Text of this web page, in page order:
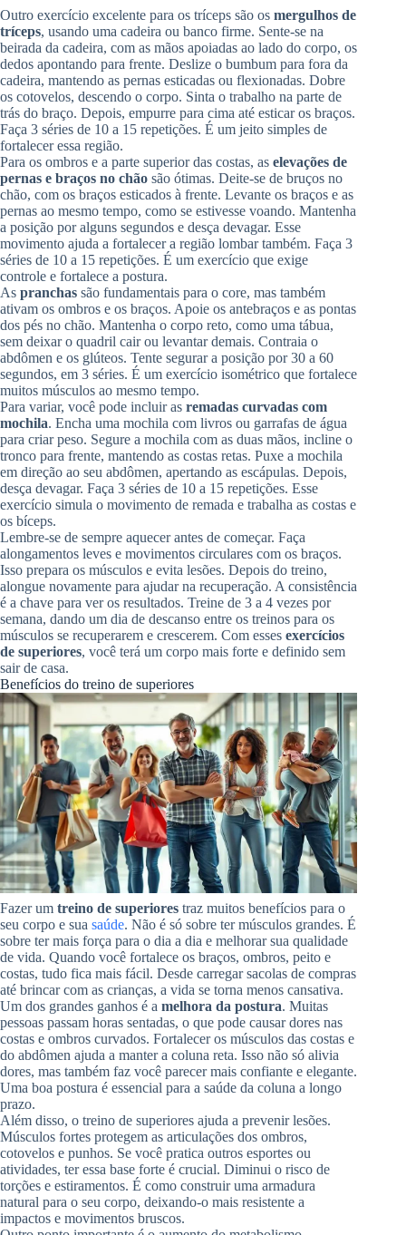
Outro exercício excelente para os tríceps são os mergulhos de
tríceps, usando uma cadeira ou banco firme. Sente-se na
beirada da cadeira, com as mãos apoiadas ao lado do corpo, os
dedos apontando para frente. Deslize o bumbum para fora da
cadeira, mantendo as pernas esticadas ou flexionadas. Dobre
os cotovelos, descendo o corpo. Sinta o trabalho na parte de
trás do braço. Depois, empurre para cima até esticar os braços.
Faça 3 séries de 10 a 15 repetições. É um jeito simples de
fortalecer essa região.
Para os ombros e a parte superior das costas, as elevações de
pernas e braços no chão são ótimas. Deite-se de bruços no
chão, com os braços esticados à frente. Levante os braços e as
pernas ao mesmo tempo, como se estivesse voando. Mantenha
a posição por alguns segundos e desça devagar. Esse
movimento ajuda a fortalecer a região lombar também. Faça 3
séries de 10 a 15 repetições. É um exercício que exige
controle e fortalece a postura.
As pranchas são fundamentais para o core, mas também
ativam os ombros e os braços. Apoie os antebraços e as pontas
dos pés no chão. Mantenha o corpo reto, como uma tábua,
sem deixar o quadril cair ou levantar demais. Contraia o
abdômen e os glúteos. Tente segurar a posição por 30 a 60
segundos, em 3 séries. É um exercício isométrico que fortalece
muitos músculos ao mesmo tempo.
Para variar, você pode incluir as remadas curvadas com
mochila. Encha uma mochila com livros ou garrafas de água
para criar peso. Segure a mochila com as duas mãos, incline o
tronco para frente, mantendo as costas retas. Puxe a mochila
em direção ao seu abdômen, apertando as escápulas. Depois,
desça devagar. Faça 3 séries de 10 a 15 repetições. Esse
exercício simula o movimento de remada e trabalha as costas e
os bíceps.
Lembre-se de sempre aquecer antes de começar. Faça
alongamentos leves e movimentos circulares com os braços.
Isso prepara os músculos e evita lesões. Depois do treino,
alongue novamente para ajudar na recuperação. A consistência
é a chave para ver os resultados. Treine de 3 a 4 vezes por
semana, dando um dia de descanso entre os treinos para os
músculos se recuperarem e crescerem. Com esses exercícios
de superiores, você terá um corpo mais forte e definido sem
sair de casa.
Benefícios do treino de superiores
Fazer um treino de superiores traz muitos benefícios para o
seu corpo e sua saúde. Não é só sobre ter músculos grandes. É
sobre ter mais força para o dia a dia e melhorar sua qualidade
de vida. Quando você fortalece os braços, ombros, peito e
costas, tudo fica mais fácil. Desde carregar sacolas de compras
até brincar com as crianças, a vida se torna menos cansativa.
Um dos grandes ganhos é a melhora da postura. Muitas
pessoas passam horas sentadas, o que pode causar dores nas
costas e ombros curvados. Fortalecer os músculos das costas e
do abdômen ajuda a manter a coluna reta. Isso não só alivia
dores, mas também faz você parecer mais confiante e elegante.
Uma boa postura é essencial para a saúde da coluna a longo
prazo.
Além disso, o treino de superiores ajuda a prevenir lesões.
Músculos fortes protegem as articulações dos ombros,
cotovelos e punhos. Se você pratica outros esportes ou
atividades, ter essa base forte é crucial. Diminui o risco de
torções e estiramentos. É como construir uma armadura
natural para o seu corpo, deixando-o mais resistente a
impactos e movimentos bruscos.